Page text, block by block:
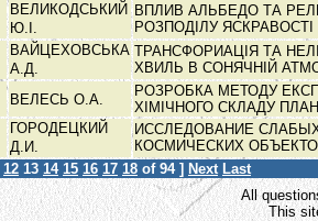
ВЕЛИКОДСЬКИЙ
Ю.І.
ВПЛИВ АЛЬБЕДО ТА
РОЗПОДІЛУ
ВАЙЦЕХОВСЬКА
А.Д.
ТРАНСФОРИАЦІЯ ТА
ХВИЛЬ В СОНЯЧНІЙ
ВЕЛЕСЬ О.А.
РОЗРОБКА МЕТОДУ
ХІМІЧНОГО СКЛАДУ
ГОРОДЕЦКИЙ
Д.И.
ИССЛЕДОВАНИЕ
КОСМИЧЕСКИХ
12 13 14 15 16 17 18 of 94 ] Next Last
All
This